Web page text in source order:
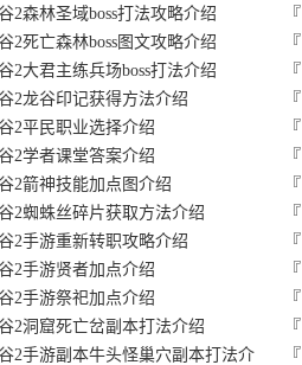
2森林圣域boss打法攻略介绍
2死亡森林boss图文攻略介绍
2大君主练兵场boss打法介绍
2龙谷印记获得方法介绍
2平民职业选择介绍
2学者课堂答案介绍
2箭神技能加点图介绍
2蜘蛛丝碎片获取方法介绍
2手游重新转职攻略介绍
2手游贤者加点介绍
2手游祭祀加点介绍
2洞窟死亡岔副本打法介绍
2手游副本牛头怪巢穴副本打法介